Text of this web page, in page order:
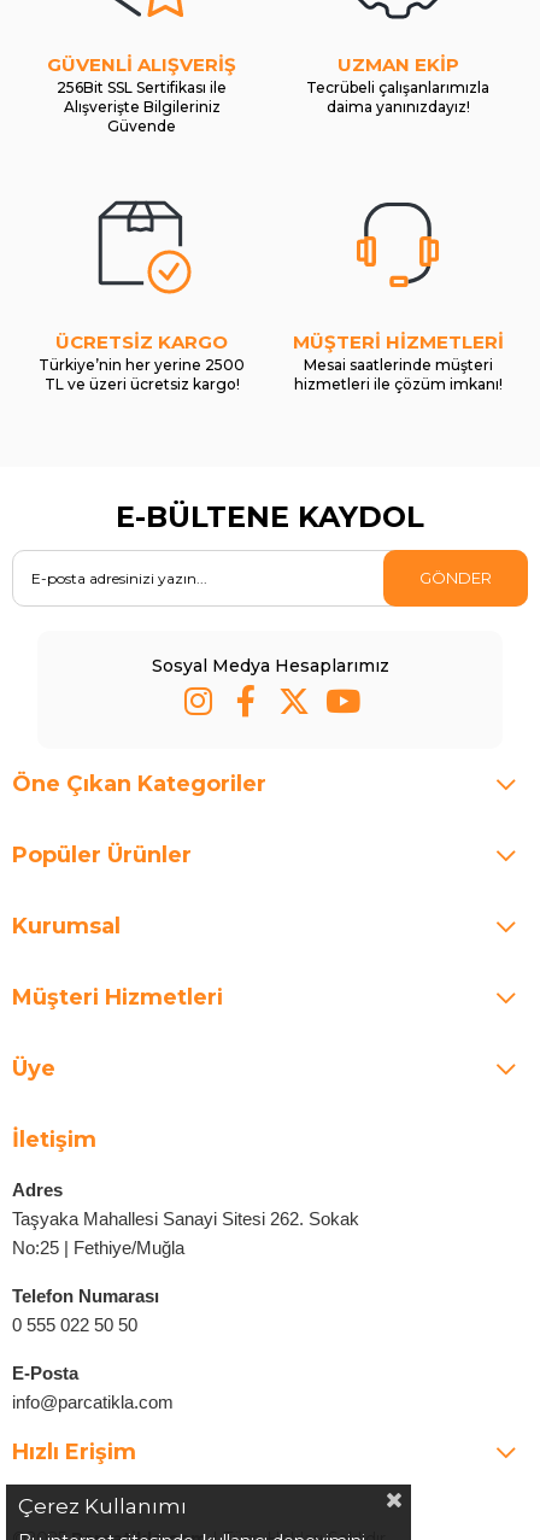
GÜVENLİ ALIŞVERİŞ
256Bit SSL Sertifikası ile
Alışverişte Bilgileriniz
Güvende
UZMAN EKİP
Tecrübeli çalışanlarımızla
daima yanınızdayız!
ÜCRETSİZ KARGO
Türkiye’nin her yerine 2500
TL ve üzeri ücretsiz kargo!
MÜŞTERİ HİZMETLERİ
Mesai saatlerinde müşteri
hizmetleri ile çözüm imkanı!
E-BÜLTENE KAYDOL
GÖNDER
Sosyal Medya Hesaplarımız
Öne Çıkan Kategoriler
Popüler Ürünler
Kurumsal
Müşteri Hizmetleri
Üye
İletişim
Adres
Taşyaka Mahallesi Sanayi Sitesi 262. Sokak
No:25 | Fethiye/Muğla
Telefon Numarası
0 555 022 50 50
E-Posta
info@parcatikla.com
Hızlı Erişim
Çerez Kullanımı